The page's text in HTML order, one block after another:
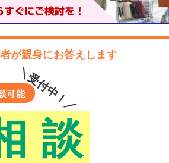
が親身にお答えします
可能
談
＼受付中！／